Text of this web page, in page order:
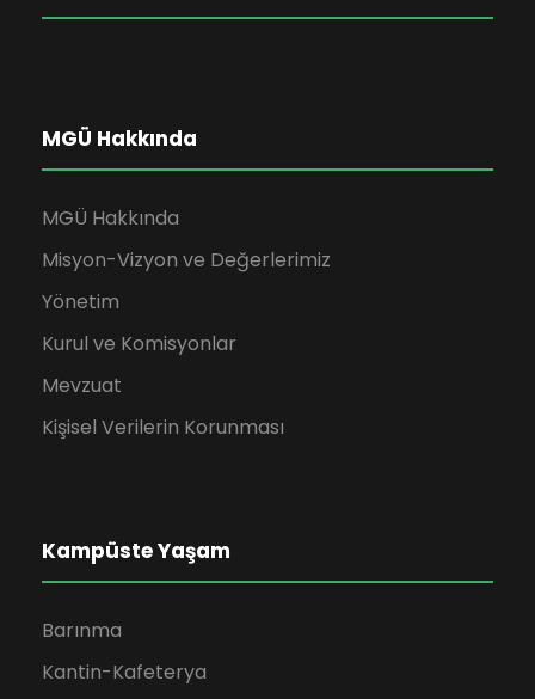
MGÜ Hakkında
MGÜ Hakkında
Misyon-Vizyon ve Değerlerimiz
Yönetim
Kurul ve Komisyonlar
Mevzuat
Kişisel Verilerin Korunması
Kampüste Yaşam
Barınma
Kantin-Kafeterya